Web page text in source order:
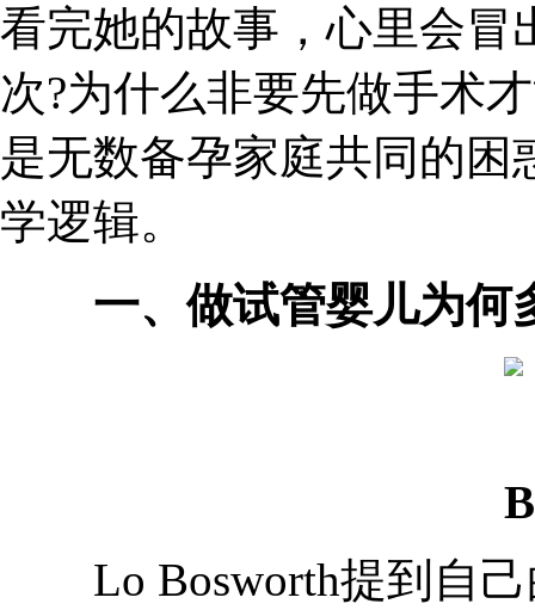
看完她的故事，心里会冒
次?为什么非要先做手术
是无数备孕家庭共同的
学逻辑。
一、做试管婴儿为何
Lo Bosworth提到自己